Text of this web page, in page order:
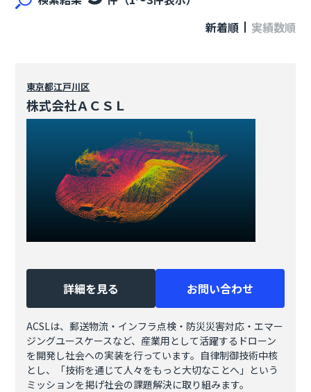
新着順
実績数順
東京都江戸川区
株式会社ＡＣＳＬ
詳細を見る お問い合わせ
ACSLは、郵送物流・インフラ点検・防災災害対応・エマー
ジングユースケースなど、産業用として活躍するドローン
を開発し社会への実装を行っています。自律制御技術中核
とし、「技術を通じて人々をもっと大切なことへ」という
ミッションを掲げ社会の課題解決に取り組みます。